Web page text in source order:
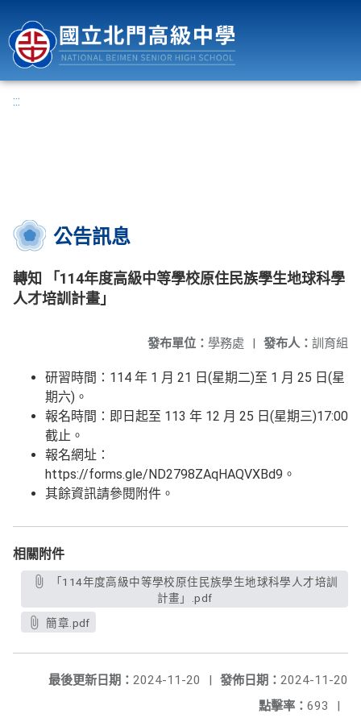
:::
公告訊息
轉知 「114年度高級中等學校原住民族學生地球科學
人才培訓計畫」
發布人： 訓育組
發布單位： 學務處 |
研習時間：114 年 1 月 21 日(星期二)至 1 月 25 日(星
期六)。
報名時間：即日起至 113 年 12 月 25 日(星期三)17:00
截止。
報名網址：
https://forms.gle/ND2798ZAqHAQVXBd9。
其餘資訊請參閱附件。
相關附件
計畫」.pdf
簡章.pdf
發佈日期： 2024-11-20
最後更新日期： 2024-11-20
|
點擊率： 693 |